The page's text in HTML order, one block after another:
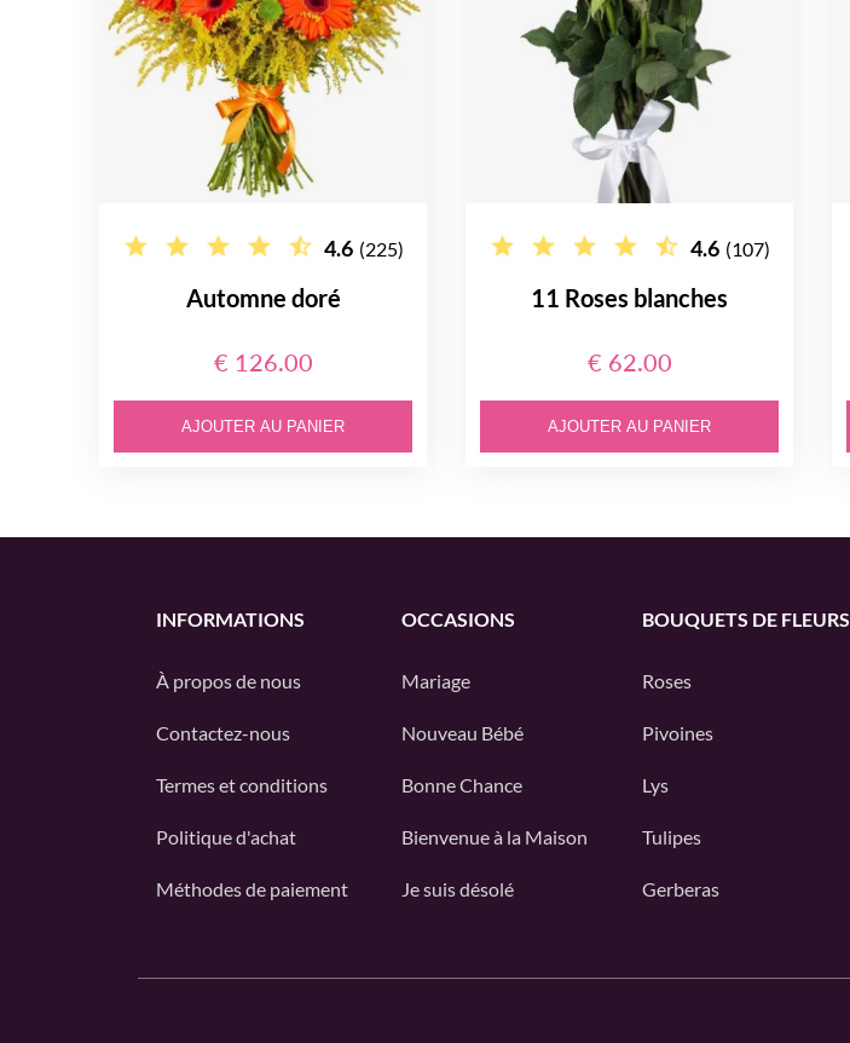
4.6 (225)
Automne doré
€ 126.00
AJOUTER AU PANIER
4.6 (107)
11 Roses blanches
€ 62.00
AJOUTER AU PANIER
INFORMATIONS
À propos de nous
Contactez-nous
Termes et conditions
Politique d'achat
Méthodes de paiement
OCCASIONS
Mariage
Nouveau Bébé
Bonne Chance
Bienvenue à la Maison
Je suis désolé
BOUQUETS DE FLEURS
Roses
Pivoines
Lys
Tulipes
Gerberas